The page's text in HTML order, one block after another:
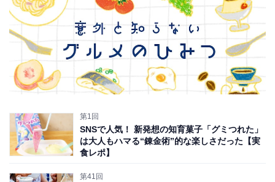
第1回
SNSで人気！ 新発想の知育菓子「グミつれた」
は大人もハマる“錬金術”的な楽しさだった【実
食レポ】
第41回